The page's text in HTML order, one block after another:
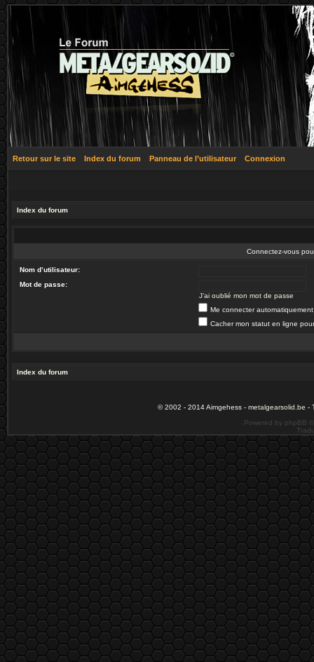
Retour sur le site Index du forum Panneau de l’utilisateur Connexion
Index du forum
Connectez-vous
Nom d’utilisateur:
Mot de passe:
J’ai oublié mon mot de passe
Me connecter
Cacher mon statut en ligne
Index du forum
© 2002 - 2014 Aimgehess - metalgearsolid.be -
Powered by phpBB